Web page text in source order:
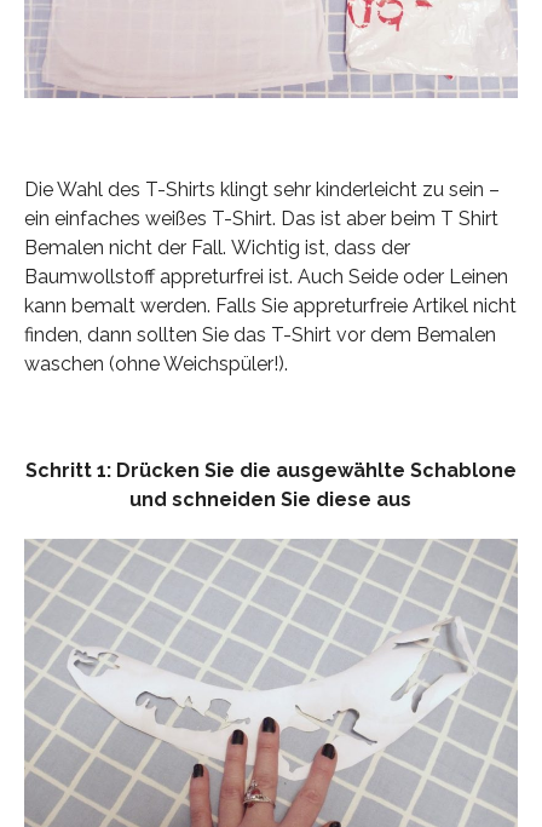
Die Wahl des T-Shirts klingt sehr kinderleicht zu sein –
ein einfaches weißes T-Shirt. Das ist aber beim T Shirt
Bemalen nicht der Fall. Wichtig ist, dass der
Baumwollstoff appreturfrei ist. Auch Seide oder Leinen
kann bemalt werden. Falls Sie appreturfreie Artikel nicht
finden, dann sollten Sie das T-Shirt vor dem Bemalen
waschen (ohne Weichspüler!).
Schritt 1: Drücken Sie die ausgewählte Schablone
und schneiden Sie diese aus